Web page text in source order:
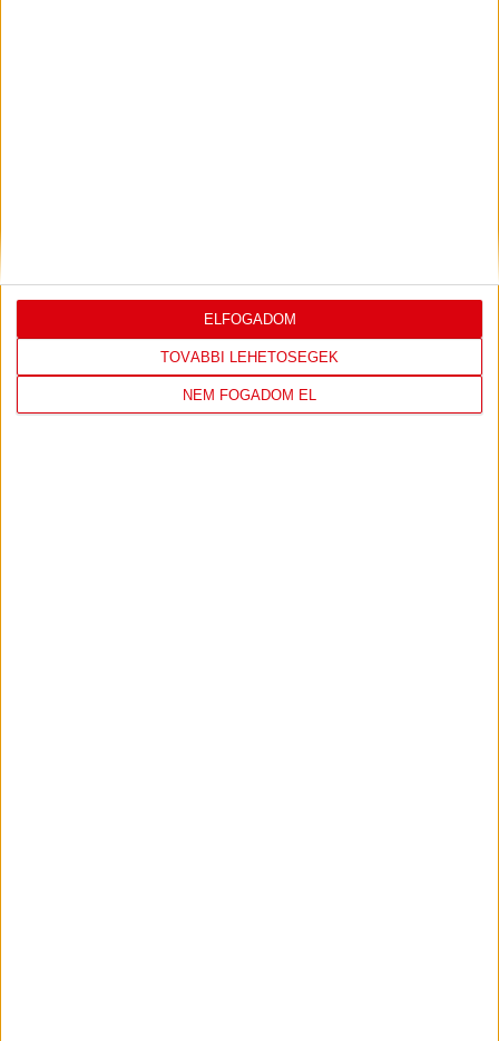
TOVÁBBI LEHETŐSÉGEK
NEM FOGADOM EL
ELFOGADOM
1.090Ft KOSÁRBA TESZEM